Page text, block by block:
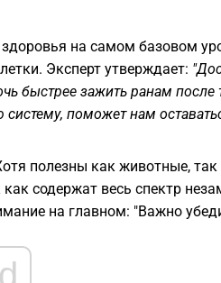
на самом базовом
Эксперт утверждает:
быстрее зажить ранам после
поможет нам
полезны как животные,
содержат весь спектр
на главном: "Важно